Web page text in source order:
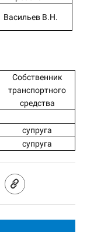
Васильев В.Н.
Собственник
транспортного
средства
супруга
супруга